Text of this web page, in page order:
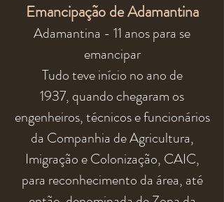
Emancipação de Adamantina
Adamantina - 11 anos para se
emancipar
Tudo teve início no ano de
1937, quando chegaram os
engenheiros, técnicos e funcionários
da Companhia de Agricultura,
Imigração e Colonização, CAIC,
para reconhecimento da área, até